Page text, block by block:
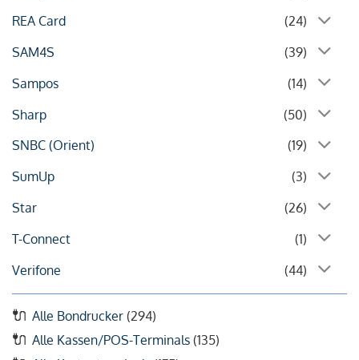
REA Card
(24)
SAM4S
(39)
Sampos
(14)
Sharp
(50)
SNBC (Orient)
(19)
SumUp
(3)
Star
(26)
T-Connect
(1)
Verifone
(44)
Alle Bondrucker (294)
Alle Kassen/POS-Terminals (135)